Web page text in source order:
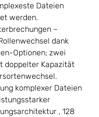
Dateien
werden.
–
dank
Optionen; zwei
doppelter Kapazität
komplexer Dateien
, 128